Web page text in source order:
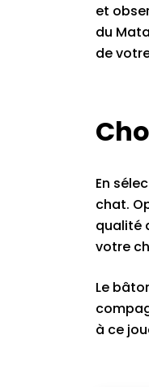
et
du
de
En
chat.
qualité
votre
Le
à ce